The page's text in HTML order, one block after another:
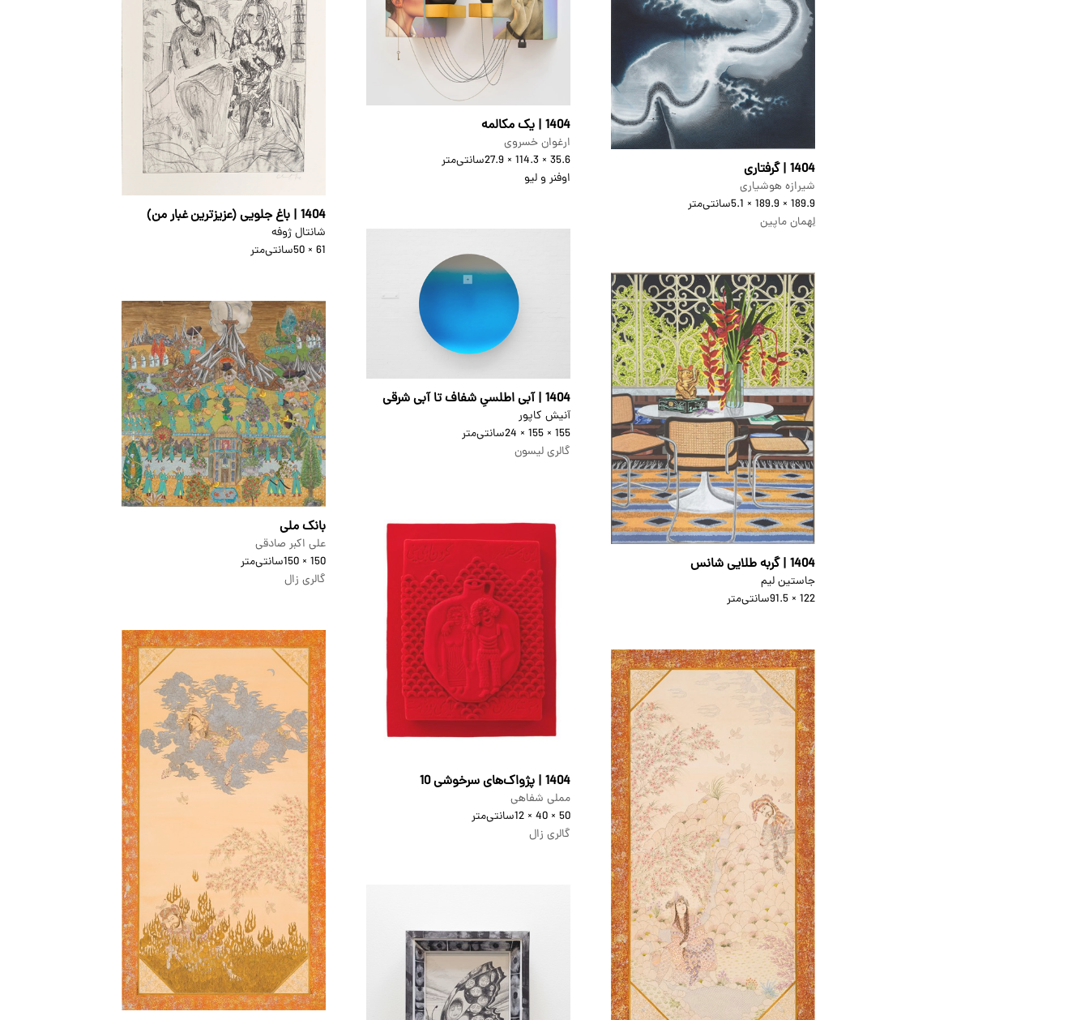
1404 | گرفتاری
شیرازه هوشیاری
189.9 × 189.9 × 5.1
سانتی‌متر
لِهمان ماپین
1404 | یک مکالمه
ارغوان خسروی
35.6 × 114.3 × 27.9
سانتی‌متر
اوفنر و لیو
1404 | باغ جلویی (عزیزترین غبار من)
شانتال ژوفه
61 × 50
سانتی‌متر
1404 | آبی اطلسیِ شفاف تا آبی شرقی
آنیش کاپور
155 × 155 × 24
سانتی‌متر
گالری لیسون
1404 | گربه طلایی شانس
جاستین لیم
122 × 91.5
سانتی‌متر
بانک ملی
علی اکبر صادقی
150 × 150
سانتی‌متر
گالری زال
1404 | پژواک‌های سرخوشی 10
مملی شفاهی
50 × 40 × 12
سانتی‌متر
گالری زال